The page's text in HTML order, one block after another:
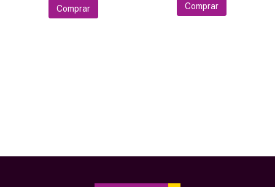
Comprar Comprar